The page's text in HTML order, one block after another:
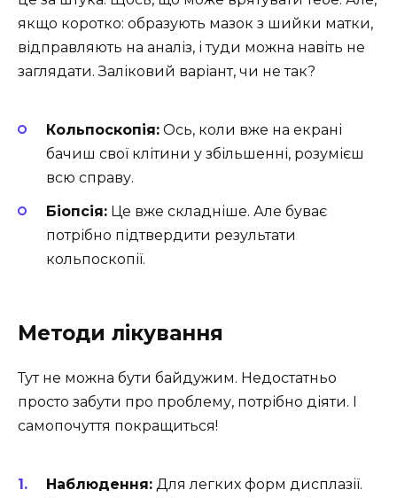
якщо коротко: образують мазок з шийки матки,
відправляють на аналіз, і туди можна навіть не
заглядати. Заліковий варіант, чи не так?
Кольпоскопія: Ось, коли вже на екрані
бачиш свої клітини у збільшенні, розумієш
всю справу.
Біопсія: Це вже складніше. Але буває
потрібно підтвердити результати
кольпоскопії.
Методи лікування
Тут не можна бути байдужим. Недостатньо
просто забути про проблему, потрібно діяти. І
самопочуття покращиться!
Наблюдення: Для легких форм дисплазії.